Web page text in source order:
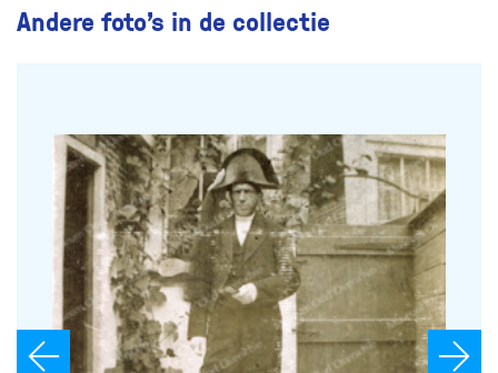
Andere foto’s in de collectie